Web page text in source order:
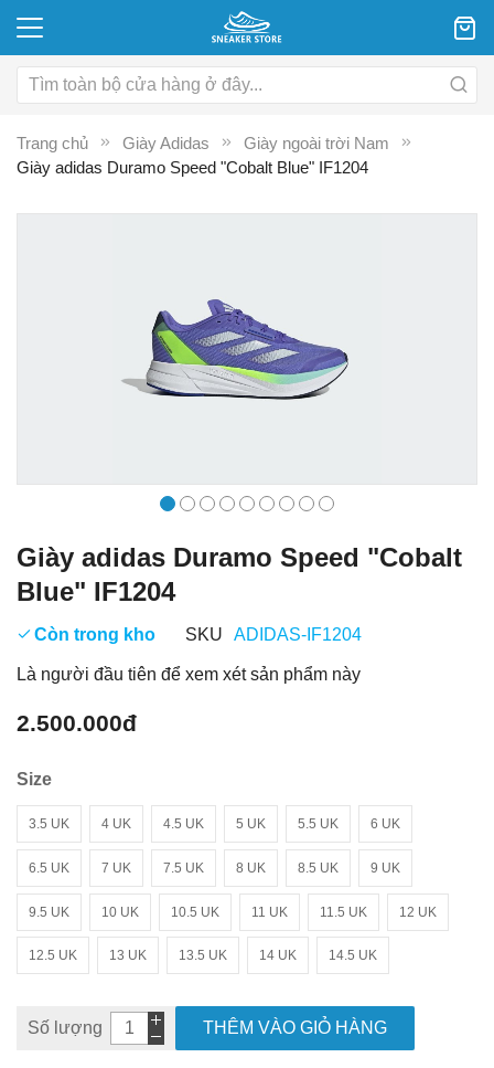
Trang chủ Giày Adidas
Giày ngoài trời Nam
Giày adidas Duramo Speed "Cobalt Blue" IF1204
Giày adidas Duramo Speed "Cobalt
Blue" IF1204
Còn trong kho SKU ADIDAS-IF1204
Là người đầu tiên để xem xét sản phẩm này
2.500.000đ
Size
3.5 UK 4 UK 4.5 UK 5 UK 5.5 UK 6 UK
6.5 UK 7 UK 7.5 UK 8 UK 8.5 UK 9 UK
9.5 UK 10 UK 10.5 UK 11 UK 11.5 UK 12 UK
12.5 UK 13 UK 13.5 UK 14 UK 14.5 UK
Số lượng THÊM VÀO GIỎ HÀNG